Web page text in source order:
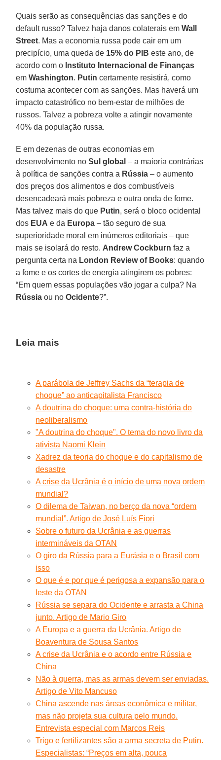
Quais serão as consequências das sanções e do
default russo? Talvez haja danos colaterais emWall
Street. Mas a economia russa pode cair em um
precipício, uma queda de 15% do PIB este ano, de
acordo com o Instituto Internacional de Finanças
emWashington. Putin certamente resistirá, como
costuma acontecer com as sanções. Mas haverá um
impacto catastrófico no bem-estar de milhões de
russos. Talvez a pobreza volte a atingir novamente
40% da população russa.
E em dezenas de outras economias em
desenvolvimento noSul global – a maioria contrárias
à política de sanções contra a Rússia – o aumento
dos preços dos alimentos e dos combustíveis
desencadeará mais pobreza e outra onda de fome.
Mas talvez mais do que Putin, será o bloco ocidental
dos EUA e da Europa – tão seguro de sua
superioridade moral em inúmeros editoriais – que
mais se isolará do resto. Andrew Cockburn faz a
pergunta certa na London Review of Books: quando
a fome e os cortes de energia atingirem os pobres:
“Em quem essas populações vão jogar a culpa? Na
Rússia ou noOcidente?”.
Leia mais
A parábola de Jeffrey Sachs da “terapia de
choque” ao anticapitalista Francisco
A doutrina do choque: uma contra-história do
neoliberalismo
"A doutrina do choque". O tema do novo livro da
ativista Naomi Klein
Xadrez da teoria do choque e do capitalismo de
desastre
A crise da Ucrânia é o início de uma nova ordem
mundial?
O dilema de Taiwan, no berço da nova “ordem
mundial”. Artigo de José Luís Fiori
Sobre o futuro da Ucrânia e as guerras
intermináveis da OTAN
O giro da Rússia para a Eurásia e o Brasil com
isso
O que é e por que é perigosa a expansão para o
leste da OTAN
Rússia se separa do Ocidente e arrasta a China
junto. Artigo de Mario Giro
A Europa e a guerra da Ucrânia. Artigo de
Boaventura de Sousa Santos
A crise da Ucrânia e o acordo entre Rússia e
China
Não à guerra, mas as armas devem ser enviadas.
Artigo de Vito Mancuso
China ascende nas áreas econômica e militar,
mas não projeta sua cultura pelo mundo.
Entrevista especial com Marcos Reis
Trigo e fertilizantes são a arma secreta de Putin.
Especialistas: “Preços em alta, pouca